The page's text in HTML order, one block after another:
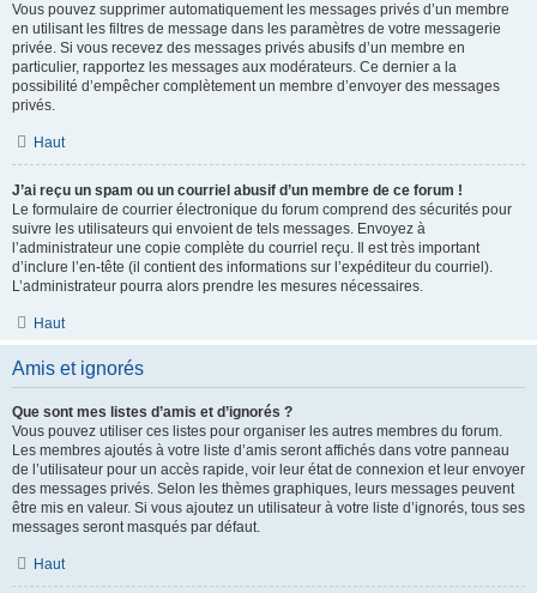
Vous pouvez supprimer automatiquement les messages privés d’un membre
en utilisant les filtres de message dans les paramètres de votre messagerie
privée. Si vous recevez des messages privés abusifs d’un membre en
particulier, rapportez les messages aux modérateurs. Ce dernier a la
possibilité d’empêcher complètement un membre d’envoyer des messages
privés.
Haut
J’ai reçu un spam ou un courriel abusif d’un membre de ce forum !
Le formulaire de courrier électronique du forum comprend des sécurités pour
suivre les utilisateurs qui envoient de tels messages. Envoyez à
l’administrateur une copie complète du courriel reçu. Il est très important
d’inclure l’en-tête (il contient des informations sur l’expéditeur du courriel).
L’administrateur pourra alors prendre les mesures nécessaires.
Haut
Amis et ignorés
Que sont mes listes d’amis et d’ignorés ?
Vous pouvez utiliser ces listes pour organiser les autres membres du forum.
Les membres ajoutés à votre liste d’amis seront affichés dans votre panneau
de l’utilisateur pour un accès rapide, voir leur état de connexion et leur envoyer
des messages privés. Selon les thèmes graphiques, leurs messages peuvent
être mis en valeur. Si vous ajoutez un utilisateur à votre liste d’ignorés, tous ses
messages seront masqués par défaut.
Haut